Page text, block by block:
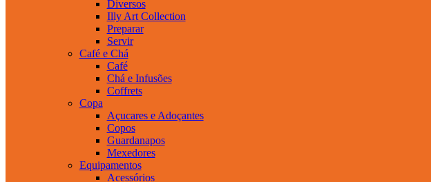
Diversos
Illy Art Collection
Preparar
Servir
Café e Chá
Café
Chá e Infusões
Coffrets
Copa
Açucares e Adoçantes
Copos
Guardanapos
Mexedores
Equipamentos
Acessórios